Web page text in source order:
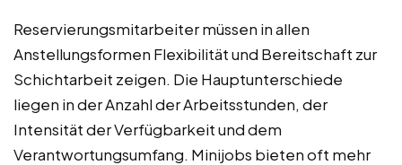
Reservierungsmitarbeiter müssen in allen
Anstellungsformen Flexibilität und Bereitschaft zur
Schichtarbeit zeigen. Die Hauptunterschiede
liegen in der Anzahl der Arbeitsstunden, der
Intensität der Verfügbarkeit und dem
Verantwortungsumfang. Minijobs bieten oft mehr